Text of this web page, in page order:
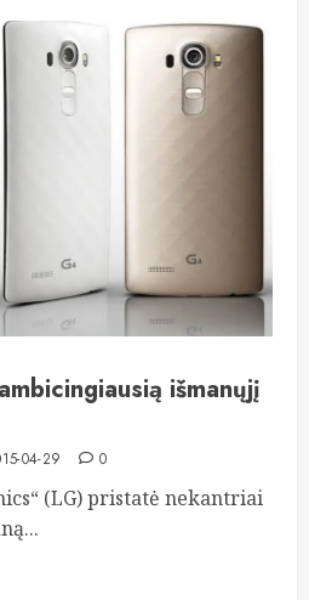
išmanųjį
04-29 0
(LG) pristatė nekantriai